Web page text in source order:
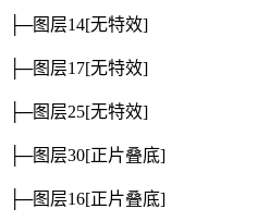
├─图层14[无特效]
├─图层17[无特效]
├─图层25[无特效]
├─图层30[正片叠底]
├─图层16[正片叠底]